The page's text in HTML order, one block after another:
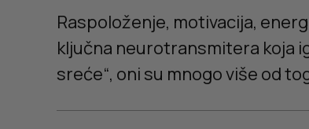
Raspoloženje, motivacija,
ključna neurotransmitera koja
sreće“, oni su mnogo više od